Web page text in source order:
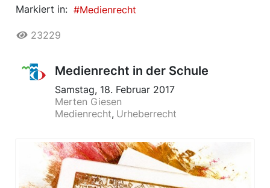
Markiert in: Medienrecht
23229
Medienrecht in der Schule
Samstag, 18. Februar 2017
Merten Giesen
Medienrecht Urheberrecht